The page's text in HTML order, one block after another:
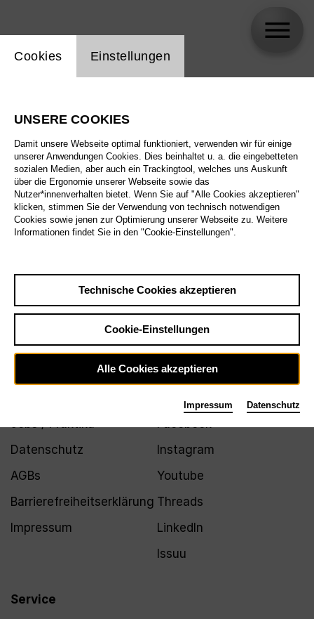
Biographie
Spielplan
Jobs / Praktika
Datenschutz
AGBs
Barrierefreiheitserklärung
Impressum
Service
Facebook
Instagram
Youtube
Threads
LinkedIn
Issuu
Einstellung Website Cookie
Cookies Einstellungen
UNSERE COOKIES
Damit unsere Webseite optimal funktioniert, verwenden wir für einige
unserer Anwendungen Cookies. Dies beinhaltet u. a. die eingebetteten
sozialen Medien, aber auch ein Trackingtool, welches uns Auskunft
über die Ergonomie unserer Webseite sowie das
Nutzer*innenverhalten bietet. Wenn Sie auf "Alle Cookies akzeptieren"
klicken, stimmen Sie der Verwendung von technisch notwendigen
Cookies sowie jenen zur Optimierung unserer Webseite zu. Weitere
Informationen findet Sie in den "Cookie-Einstellungen".
Technische Cookies akzeptieren
Cookie-Einstellungen
Alle Cookies akzeptieren
Impressum Datenschutz